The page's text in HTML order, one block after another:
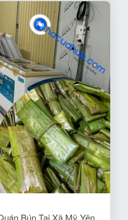
Bún Tại Xã Mỹ Yên